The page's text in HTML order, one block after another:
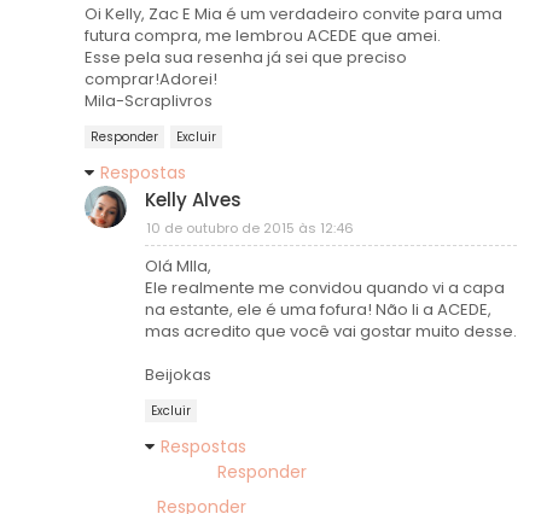
Oi Kelly, Zac E Mia é um verdadeiro convite para uma
futura compra, me lembrou ACEDE que amei.
Esse pela sua resenha já sei que preciso
comprar!Adorei!
Mila-Scraplivros
Responder Excluir
Respostas
Kelly Alves
10 de outubro de 2015 às 12:46
Olá MIla,
Ele realmente me convidou quando vi a capa
na estante, ele é uma fofura! Não li a ACEDE,
mas acredito que você vai gostar muito desse.
Beijokas
Excluir
Respostas
Responder
Responder